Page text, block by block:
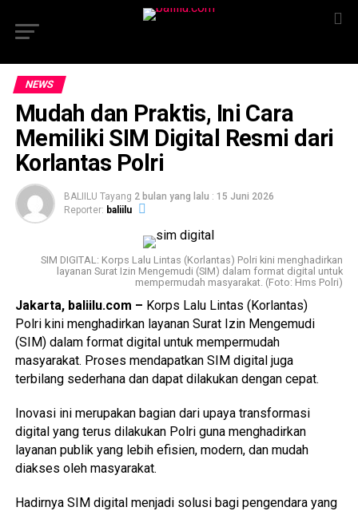
NEWS
Mudah dan Praktis, Ini Cara
Memiliki SIM Digital Resmi dari
Korlantas Polri
BALIILU Tayang 2 bulan yang lalu : 15 Juni 2026
Reporter: baliilu
SIM DIGITAL: Korps Lalu Lintas (Korlantas) Polri kini menghadirkan
layanan Surat Izin Mengemudi (SIM) dalam format digital untuk
mempermudah masyarakat. (Foto: Hms Polri)
Jakarta, baliilu.com – Korps Lalu Lintas (Korlantas)
Polri kini menghadirkan layanan Surat Izin Mengemudi
(SIM) dalam format digital untuk mempermudah
masyarakat. Proses mendapatkan SIM digital juga
terbilang sederhana dan dapat dilakukan dengan cepat.
Inovasi ini merupakan bagian dari upaya transformasi
digital yang terus dilakukan Polri guna menghadirkan
layanan publik yang lebih efisien, modern, dan mudah
diakses oleh masyarakat.
Hadirnya SIM digital menjadi solusi bagi pengendara yang